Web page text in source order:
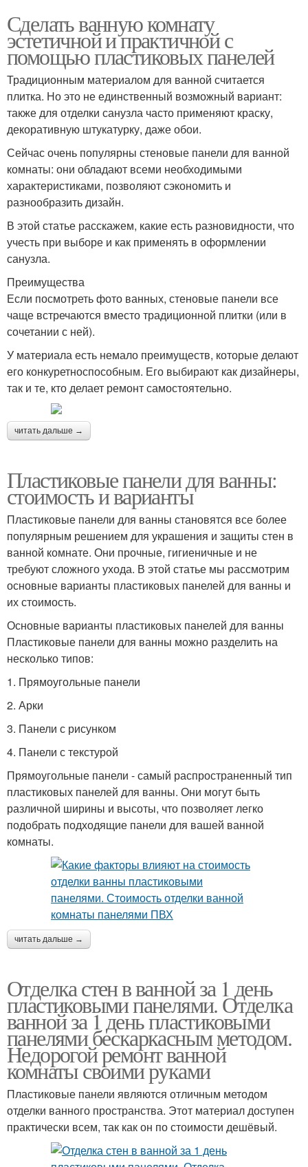
Сделать ванную комнату
эстетичной и практичной с
помощью пластиковых панелей
Традиционным материалом для ванной считается
плитка. Но это не единственный возможный вариант:
также для отделки санузла часто применяют краску,
декоративную штукатурку, даже обои.
Сейчас очень популярны стеновые панели для ванной
комнаты: они обладают всеми необходимыми
характеристиками, позволяют сэкономить и
разнообразить дизайн.
В этой статье расскажем, какие есть разновидности, что
учесть при выборе и как применять в оформлении
санузла.
Преимущества
Если посмотреть фото ванных, стеновые панели все
чаще встречаются вместо традиционной плитки (или в
сочетании с ней).
У материала есть немало преимуществ, которые делают
его конкуретноспособным. Его выбирают как дизайнеры,
так и те, кто делает ремонт самостоятельно.
читать дальше →
Пластиковые панели для ванны:
стоимость и варианты
Пластиковые панели для ванны становятся все более
популярным решением для украшения и защиты стен в
ванной комнате. Они прочные, гигиеничные и не
требуют сложного ухода. В этой статье мы рассмотрим
основные варианты пластиковых панелей для ванны и
их стоимость.
Основные варианты пластиковых панелей для ванны
Пластиковые панели для ванны можно разделить на
несколько типов:
1. Прямоугольные панели
2. Арки
3. Панели с рисунком
4. Панели с текстурой
Прямоугольные панели - самый распространенный тип
пластиковых панелей для ванны. Они могут быть
различной ширины и высоты, что позволяет легко
подобрать подходящие панели для вашей ванной
комнаты.
читать дальше →
Отделка стен в ванной за 1 день
пластиковыми панелями. Отделка
ванной за 1 день пластиковыми
панелями бескаркасным методом.
Недорогой ремонт ванной
комнаты своими руками
Пластиковые панели являются отличным методом
отделки ванного пространства. Этот материал доступен
практически всем, так как он по стоимости дешёвый.